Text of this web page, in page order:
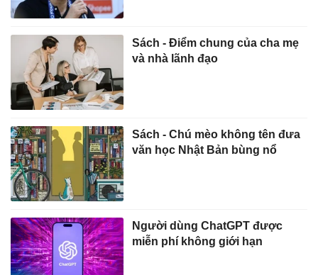
Sách - Điểm chung của cha mẹ
và nhà lãnh đạo
Sách - Chú mèo không tên đưa
văn học Nhật Bản bùng nổ
Người dùng ChatGPT được
miễn phí không giới hạn